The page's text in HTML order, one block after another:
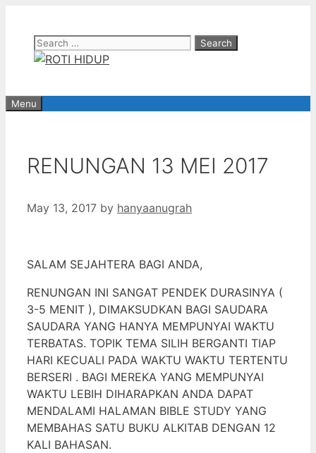
contentSearch
for:
Menu
RENUNGAN 13 MEI 2017
May 13, 2017 by hanyaanugrah
SALAM SEJAHTERA BAGI ANDA,
RENUNGAN INI SANGAT PENDEK DURASINYA (
3-5 MENIT ), DIMAKSUDKAN BAGI SAUDARA
SAUDARA YANG HANYA MEMPUNYAI WAKTU
TERBATAS. TOPIK TEMA SILIH BERGANTI TIAP
HARI KECUALI PADA WAKTU WAKTU TERTENTU
BERSERI . BAGI MEREKA YANG MEMPUNYAI
WAKTU LEBIH DIHARAPKAN ANDA DAPAT
MENDALAMI HALAMAN BIBLE STUDY YANG
MEMBAHAS SATU BUKU ALKITAB DENGAN 12
KALI BAHASAN.